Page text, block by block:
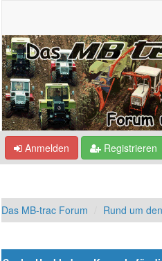
Anmelden Registrieren
Das MB-trac Forum Rund um